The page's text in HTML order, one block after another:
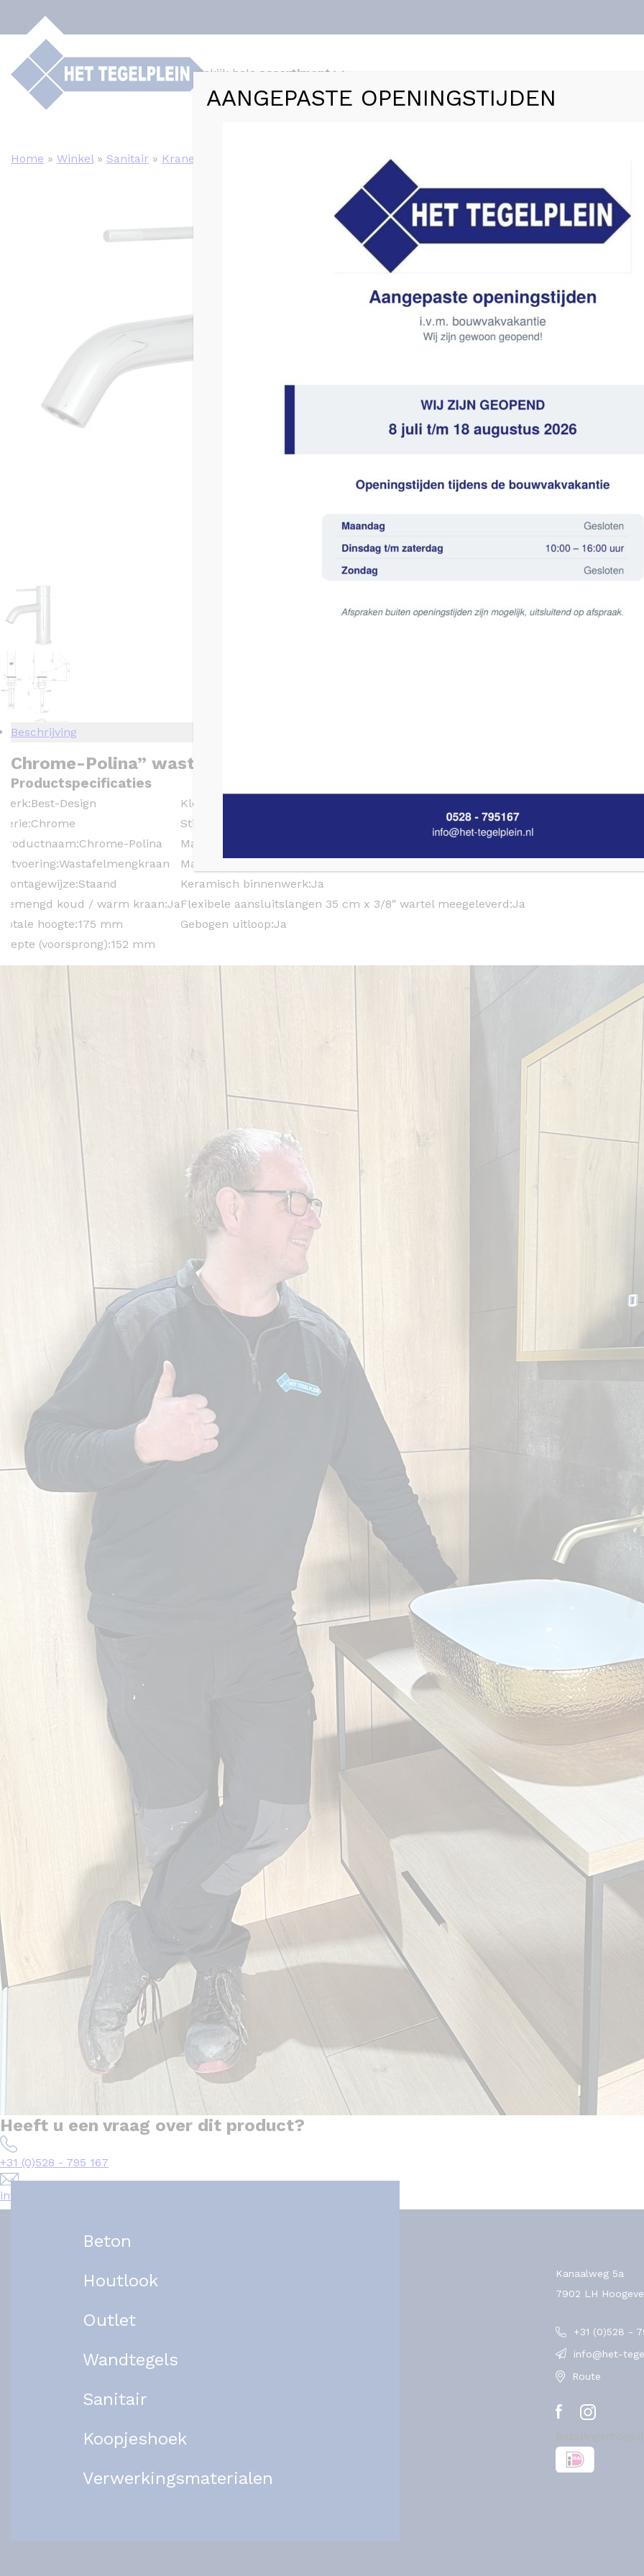
Bekijk hele assortiment
Home » Winkel » Sanitair » Kranen Chrome-Polina” wastafelmengkraan chroom
Chrome-Polina”
Chroom (Chrome)
€196,00
Andere beschikbare maten
Beschrijving
Chrome-Polina” wastafelmengkraan chroom
Productspecificaties
Merk:Best-Design
Serie:Chrome
Productnaam:Chrome-Polina
Uitvoering:Wastafelmengkraan
Montagewijze:Staand
Gemengd koud / warm kraan:Ja
Totale hoogte:175 mm
Diepte (voorsprong):152 mm
Kleur:
Stijl:
Materiaal:
Materiaal greep:
Keramisch binnenwerk:Ja
Flexibele aansluitslangen 35 cm x 3/8″ wartel meegeleverd:Ja
Gebogen uitloop:Ja
Niet goed? Geld terug!
Heeft u een vraag over dit product?
+31 (0)528 - 795 167
info@het-tegelplein.nl
Beton
Houtlook
Outlet
Wandtegels
Sanitair
Koopjeshoek
Verwerkingsmaterialen
Kanaalweg 5a
7902 LH
+31 (0)528 -
info@het-
Route
AANGEPASTE OPENINGSTIJDEN